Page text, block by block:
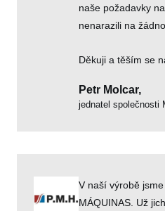
naše požadavky
nenarazili na
Děkuji a těším se
Petr Molcar,
jednatel společnosti
V naší výrobě
MÁQUINAS. Už